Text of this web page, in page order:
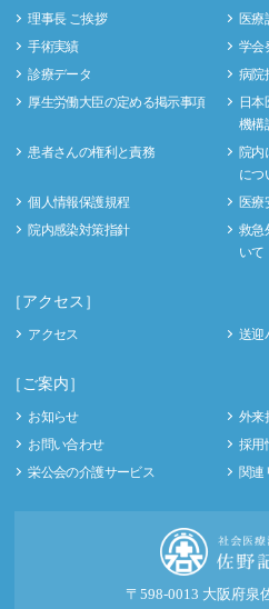
理事長 ご挨拶
医療
手術実績
学会
診療データ
病院
厚生労働大臣の定める掲示事項
日本
機構
患者さんの権利と責務
院内
につ
個人情報保護規程
医療
院内感染対策指針
救急
いて
［アクセス］
アクセス 送迎
［ご案内］
お知らせ
外来
お問い合わせ
採用
栄公会の介護サービス
関連
〒598-0013 大阪府泉